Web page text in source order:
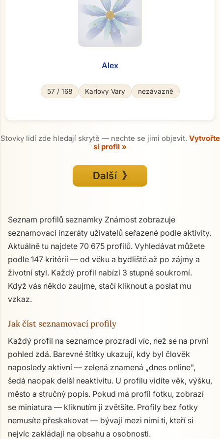
Alex
57 / 168 Karlovy Vary nezávazně
Stovky lidí zde hledají skrytě — nechte se jimi objevit. Vytvořte
si profil »
Další 》
Seznam profilů seznamky Známost zobrazuje
seznamovací inzeráty uživatelů seřazené podle aktivity.
Aktuálně tu najdete 70 675 profilů. Vyhledávat můžete
podle 147 kritérií — od věku a bydliště až po zájmy a
životní styl. Každý profil nabízí 3 stupně soukromí.
Když vás někdo zaujme, stačí kliknout a poslat mu
vzkaz.
Jak číst seznamovací profily
Každý profil na seznamce prozradí víc, než se na první
pohled zdá. Barevné štítky ukazují, kdy byl člověk
naposledy aktivní — zelená znamená „dnes online",
šedá naopak delší neaktivitu. U profilu vidíte věk, výšku,
město a stručný popis. Pokud má profil fotku, zobrazí
se miniatura — kliknutím ji zvětšíte. Profily bez fotky
nemusíte přeskakovat — bývají mezi nimi ti, kteří si
nejvíc zakládají na obsahu a osobnosti.